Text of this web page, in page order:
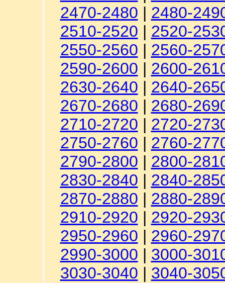
2470-2480 | 2480-
2510-2520 | 2520-
2550-2560 | 2560-
2590-2600 | 2600-
2630-2640 | 2640-
2670-2680 | 2680-
2710-2720 | 2720-
2750-2760 | 2760-
2790-2800 | 2800-
2830-2840 | 2840-
2870-2880 | 2880-
2910-2920 | 2920-
2950-2960 | 2960-
2990-3000 | 3000-
3030-3040 | 3040-